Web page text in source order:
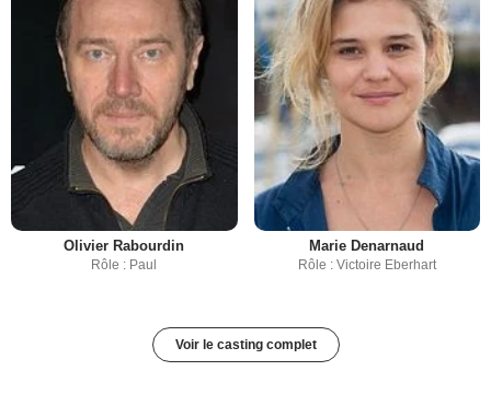
Olivier Rabourdin
Rôle : Paul
Marie Denarnaud
Rôle : Victoire Eberhart
Voir le casting complet